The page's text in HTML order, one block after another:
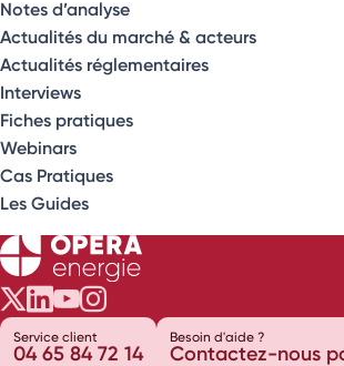
Notes d’analyse
Actualités du marché & acteurs
Actualités réglementaires
Interviews
Fiches pratiques
Webinars
Cas Pratiques
Les Guides
Opéra Énergie sur Twitter
Opéra Énergie sur
Opéra Énergie sur
Opéra Énergie sur
Service client
04 65 84 72 14
Besoin d'aide ?
Contactez-nous